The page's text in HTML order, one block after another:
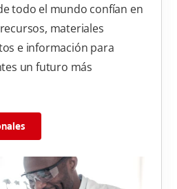
todo el mundo confían en
materiales
e información para
un futuro más